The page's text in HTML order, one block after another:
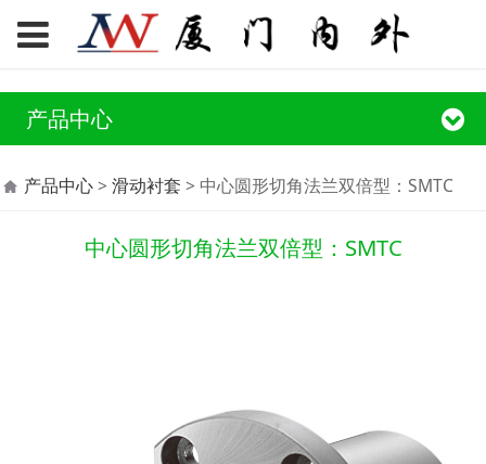
产品中心
中心圆形切角法兰双倍
型：SMTC
产品中心> 滑动衬套 > 中心圆形切角法兰双倍型：SMTC
中心圆形切角法兰双倍型：SMTC